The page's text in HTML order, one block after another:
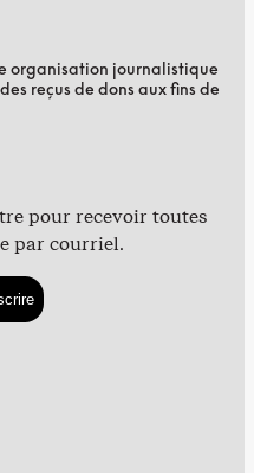
organisation journalistique
reçus de dons aux fins de
pour recevoir toutes
par courriel.